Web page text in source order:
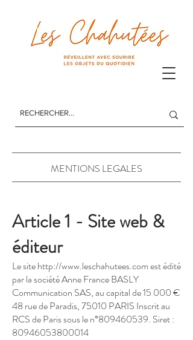
Les Chahutées
MENTIONS LEGALES
Article 1 - Site web &
éditeur
Le sitehttp://www.leschahutees.comest édité
par la société Anne France BASLY
Communication SAS, au capital de 15 000 €
48 rue de Paradis, 75010 PARIS Inscrit au
RCS de Paris sous le n°809460539. Siret :
80946053800014